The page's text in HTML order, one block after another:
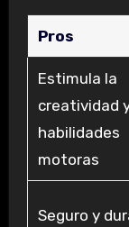
Pros
Estimula la
creatividad
habilidades
motoras
Seguro y